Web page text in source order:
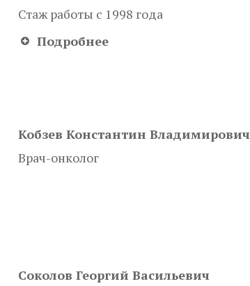
Стаж работы с 1998 года
Подробнее
Кобзев Константин Владимирович
Врач-онколог
Соколов Георгий Васильевич